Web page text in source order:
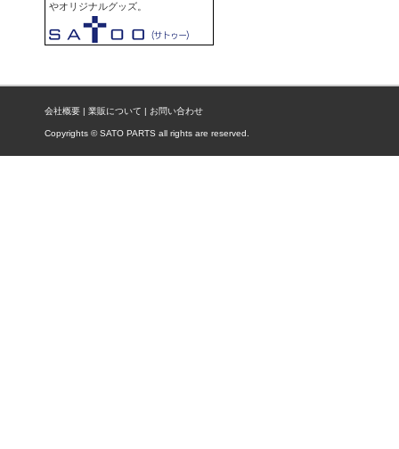
やオリジナルグッズ。
会社概要 | 業販について | お問い合わせ
Copyrights © SATO PARTS all rights are reserved.